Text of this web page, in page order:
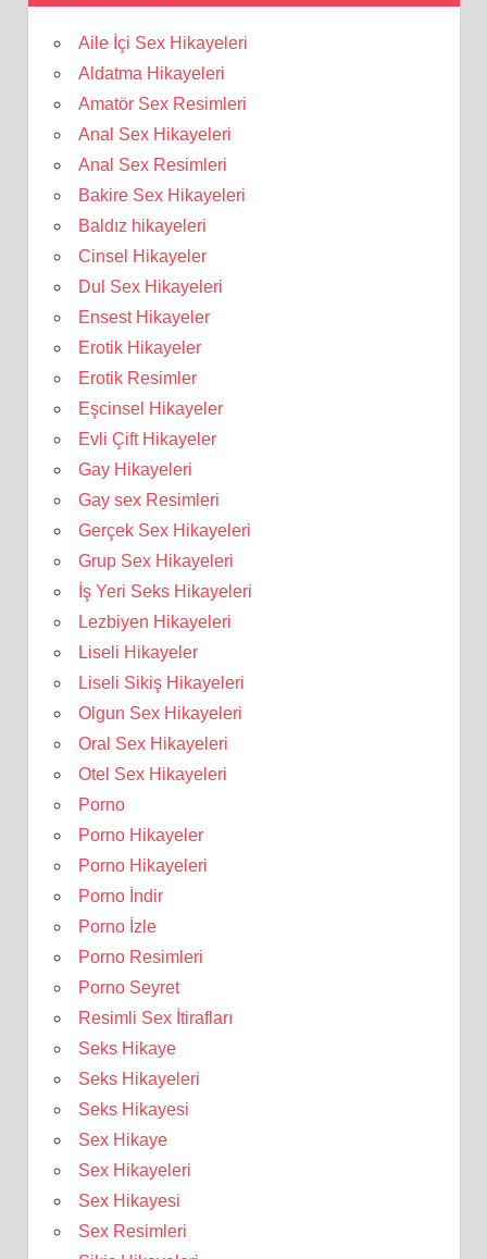
Aile İçi Sex Hikayeleri
Aldatma Hikayeleri
Amatör Sex Resimleri
Anal Sex Hikayeleri
Anal Sex Resimleri
Bakire Sex Hikayeleri
Baldız hikayeleri
Cinsel Hikayeler
Dul Sex Hikayeleri
Ensest Hikayeler
Erotik Hikayeler
Erotik Resimler
Eşcinsel Hikayeler
Evli Çift Hikayeler
Gay Hikayeleri
Gay sex Resimleri
Gerçek Sex Hikayeleri
Grup Sex Hikayeleri
İş Yeri Seks Hikayeleri
Lezbiyen Hikayeleri
Liseli Hikayeler
Liseli Sikiş Hikayeleri
Olgun Sex Hikayeleri
Oral Sex Hikayeleri
Otel Sex Hikayeleri
Porno
Porno Hikayeler
Porno Hikayeleri
Porno İndir
Porno İzle
Porno Resimleri
Porno Seyret
Resimli Sex İtirafları
Seks Hikaye
Seks Hikayeleri
Seks Hikayesi
Sex Hikaye
Sex Hikayeleri
Sex Hikayesi
Sex Resimleri